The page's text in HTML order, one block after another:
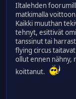
Iltalehden
matkimalla
Kaikki muuthan
tehnyt, esittivät
tanssinut tai
flying circus
ollut ennen nähny,
koittanut.